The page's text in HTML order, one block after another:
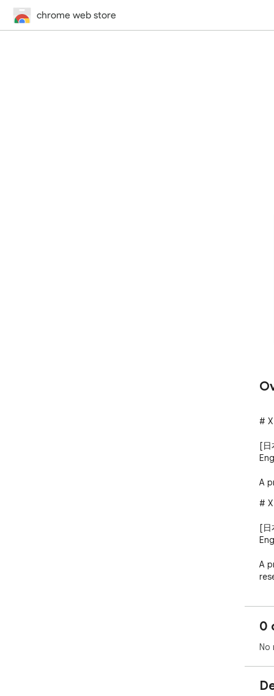
chrome web store
#
[日
A
#
[日
A
-
-
0
No